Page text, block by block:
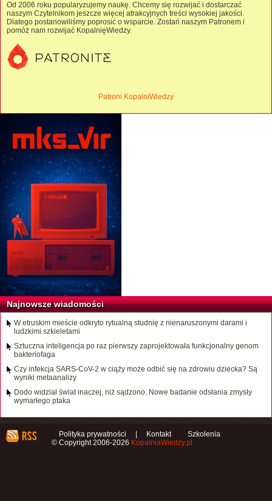
Od 2006 roku popularyzujemy naukę. Chcemy się rozwijać i dostarczać
naszym Czytelnikom jeszcze więcej atrakcyjnych treści wysokiej jakości.
Dlatego postanowiliśmy poprosić o wsparcie. Zostań naszym Patronem i
pomóż nam rozwijać KopalnięWiedzy.
Patroni KopalniWiedzy
Najnowsze wiadomości
W etruskim mieście odkryto rytualną studnię z nienaruszonymi darami i
ludzkimi szkieletami
Sztuczna inteligencja po raz pierwszy zaprojektowała funkcjonalny genom
bakteriofaga
Czy infekcja SARS-CoV-2 w ciąży może odbić się na zdrowiu dziecka? Są
wyniki metaanalizy
Dodo widział świat inaczej, niż sądzono. Nowe badanie odsłania zmysły
wymarłego ptaka
Polityka prywatności Kontakt
Szkolenia
© Copyright 2006-2026 KopalniaWiedzy.pl